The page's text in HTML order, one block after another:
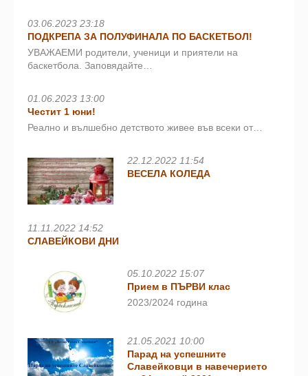
03.06.2023 23:18
ПОДКРЕПА ЗА ПОЛУФИНАЛА ПО БАСКЕТБОЛ!
УВАЖАЕМИ родители, ученици и приятели на
баскетбола. Заповядайте…
01.06.2023 13:00
Честит 1 юни!
Реално и вълшебно детството живее във всеки от…
22.12.2022 11:54
ВЕСЕЛА КОЛЕДА
11.11.2022 14:52
СЛАВЕЙКОВИ ДНИ
05.10.2022 15:07
Прием в ПЪРВИ клас
2023/2024 година
21.05.2021 10:00
Парад на успешните
Славейковци в навечерието